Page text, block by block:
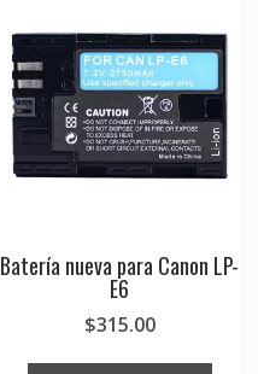
Batería nueva para Canon LP-
E6
$315.00